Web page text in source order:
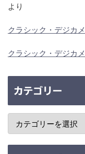
より
クラシック・デジカ
クラシック・デジカ
カテゴリー